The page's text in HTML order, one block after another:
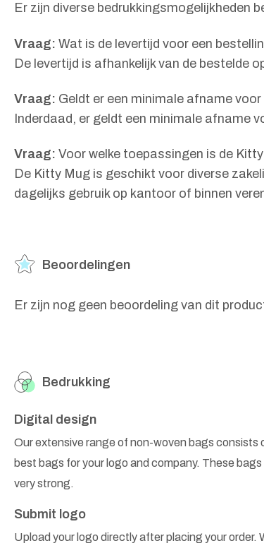
Er zijn diverse bedrukkingsmogelijkheden
Vraag: Wat is de levertijd voor een
De levertijd is afhankelijk van de bestelde
Vraag: Geldt er een minimale afname
Inderdaad, er geldt een minimale afname
Vraag: Voor welke toepassingen is de
De Kitty Mug is geschikt voor diverse
dagelijks gebruik op kantoor of binnen
Beoordelingen
Er zijn nog geen beoordeling van dit
Bedrukking
Digital design
Our extensive range of non-woven bags consists
best bags for your logo and company. These
very strong.
Submit logo
Upload your logo directly after placing your